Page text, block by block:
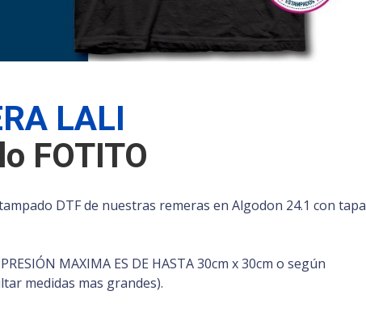
LALI
FOTITO
DTF de nuestras remeras en Algodon 24.1 con tapa
MAXIMA ES DE HASTA 30cm x 30cm o según
medidas mas grandes).